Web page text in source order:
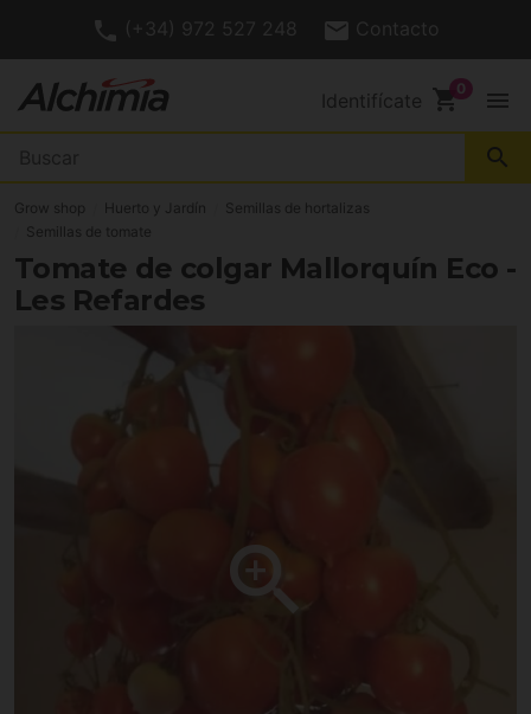
(+34) 972 527 248 Contacto
Identifícate shopping_cart menu
search
Grow shop Huerto y Jardín
Semillas de hortalizas
Semillas de tomate
Tomate de colgar Mallorquín Eco -
Les Refardes